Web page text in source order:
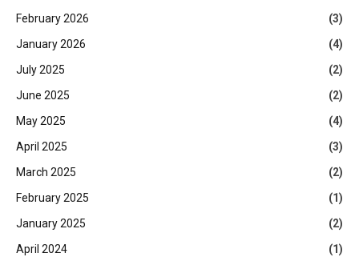
February 2026
(3)
January 2026
(4)
July 2025
(2)
June 2025
(2)
May 2025
(4)
April 2025
(3)
March 2025
(2)
February 2025
(1)
January 2025
(2)
April 2024
(1)